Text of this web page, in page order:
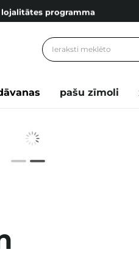
lojalitātes programma
Dāvanu Kartes
piegāde no 49,00 €
pašu zīmoli